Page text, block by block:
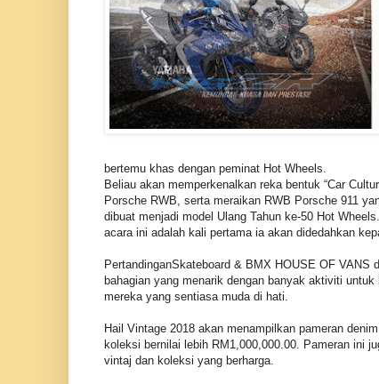
bertemu khas dengan peminat Hot Wheels.
Beliau akan memperkenalkan reka bentuk “Car
Porsche RWB, serta meraikan RWB Porsche 911
dibuat menjadi model Ulang Tahun ke-50 Hot
acara ini adalah kali pertama ia akan didedahkan
PertandinganSkateboard & BMX HOUSE OF VANS
bahagian yang menarik dengan banyak aktiviti
mereka yang sentiasa muda di hati.
Hail Vintage 2018 akan menampilkan pameran
koleksi bernilai lebih RM1,000,000.00. Pameran ini
vintaj dan koleksi yang berharga.